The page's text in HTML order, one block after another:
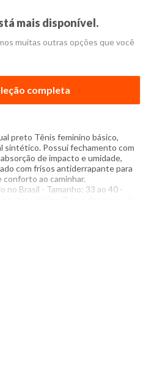
mais disponível.
muitas outras opções que você
completa
preto Tênis feminino básico,
sintético. Possui fechamento com
de impacto e umidade,
com frisos antiderrapante para
conforto ao caminhar.
no Brasil - Tamanho: 33 ao 40 -
elástico O tom das cores dos